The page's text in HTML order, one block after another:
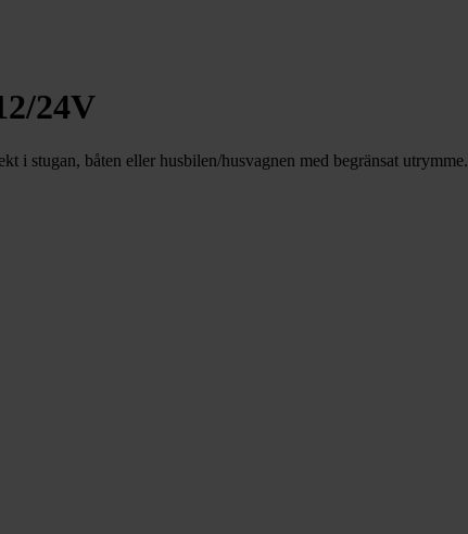
24V
i stugan, båten eller husbilen/husvagnen med begränsat utrymme.